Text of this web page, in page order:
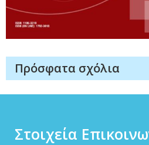
Πρόσφατα σχόλια
Στοιχεία